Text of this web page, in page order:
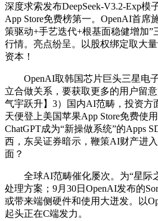
深度求索发布DeepSeek-V3.2-Exp模
App Store免费榜第一。OpenAI首席
策驱动+手艺迭代+根基面稳健增加”
行情。亮点纷呈。以股权绑定取大
资本！
OpenAI取韩国芯片巨头三星电
立合做关系，要获取更多的用户留
气宇跃升】3）国内AI范畴，投资方
天便登上美国苹果App Store免费使
ChatGPT成为“新操做系统”的Apps
西，东吴证券暗示，鞭策AI财产进
面？
全球AI范畴催化屡次。为“星际
处理方案；9月30日OpenAI发布的
或带来端侧硬件和使用大迸发。以
起头正在C端发力。